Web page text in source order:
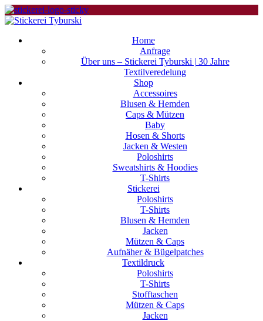
Home
Anfrage
Über uns – Stickerei Tyburski | 30 Jahre
Textilveredelung
Shop
Accessoires
Blusen & Hemden
Caps & Mützen
Baby
Hosen & Shorts
Jacken & Westen
Poloshirts
Sweatshirts & Hoodies
T-Shirts
Stickerei
Poloshirts
T-Shirts
Blusen & Hemden
Jacken
Mützen & Caps
Aufnäher & Bügelpatches
Textildruck
Poloshirts
T-Shirts
Stofftaschen
Mützen & Caps
Jacken